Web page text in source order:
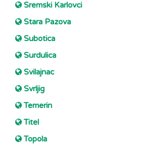
Sremski Karlovci
Stara Pazova
Subotica
Surdulica
Svilajnac
Svrljig
Temerin
Titel
Topola